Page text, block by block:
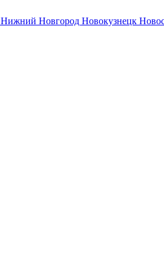
Нижний Новгород Новокузнецк